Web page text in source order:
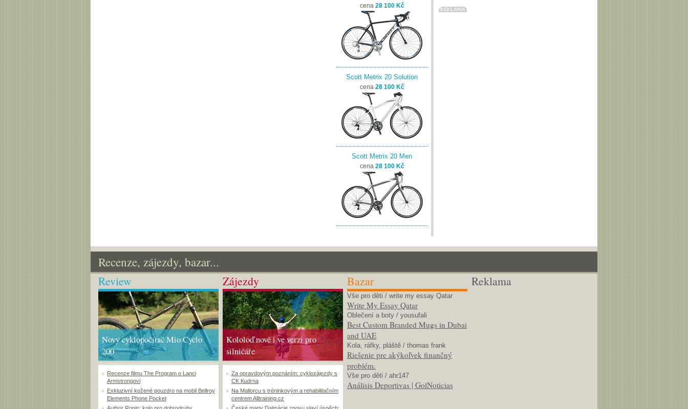
cena 28 100 Kč
Scott Metrix 20 Solution
cena 28 100 Kč
Scott Metrix 20 Men
cena 28 100 Kč
Recenze, zájezdy, bazar...
Review
Nový cyklopočítač Mio Cyclo
200
Recenze filmu The Program o Lanci
Armstrongovi
Exkluzivní kožené pouzdro na mobil Bellroy
Elements Phone Pocket
Zájezdy
Kololoď nově i ve verzi pro
silničáře
Za opravdovým poznáním: cyklozájezdy s
CK Kudrna
Na Mallorcu s tréninkovým a rehabilitačním
centrem Alltraining.cz
Bazar
Vše pro děti / write my essay Qatar
Write My Essay Qatar
Oblečení a boty / yousufali
Best Custom Branded Mugs in Dubai
and UAE
Kola, ráfky, pláště / thomas frank
Riešenie pre akýkoľvek finančný
problém.
Vše pro děti / ahr147
Análisis Deportivas | GolNoticias
Reklama